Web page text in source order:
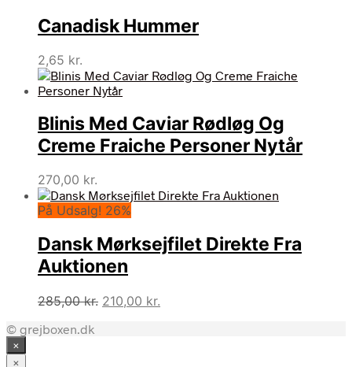
Canadisk Hummer
2,65 kr.
Blinis Med Caviar Rødløg Og
Creme Fraiche Personer Nytår
270,00 kr.
På Udsalg! 26%
Dansk Mørksejfilet Direkte Fra
Auktionen
285,00kr. Den
210,00 kr.
© grejboxen.dk
×
×